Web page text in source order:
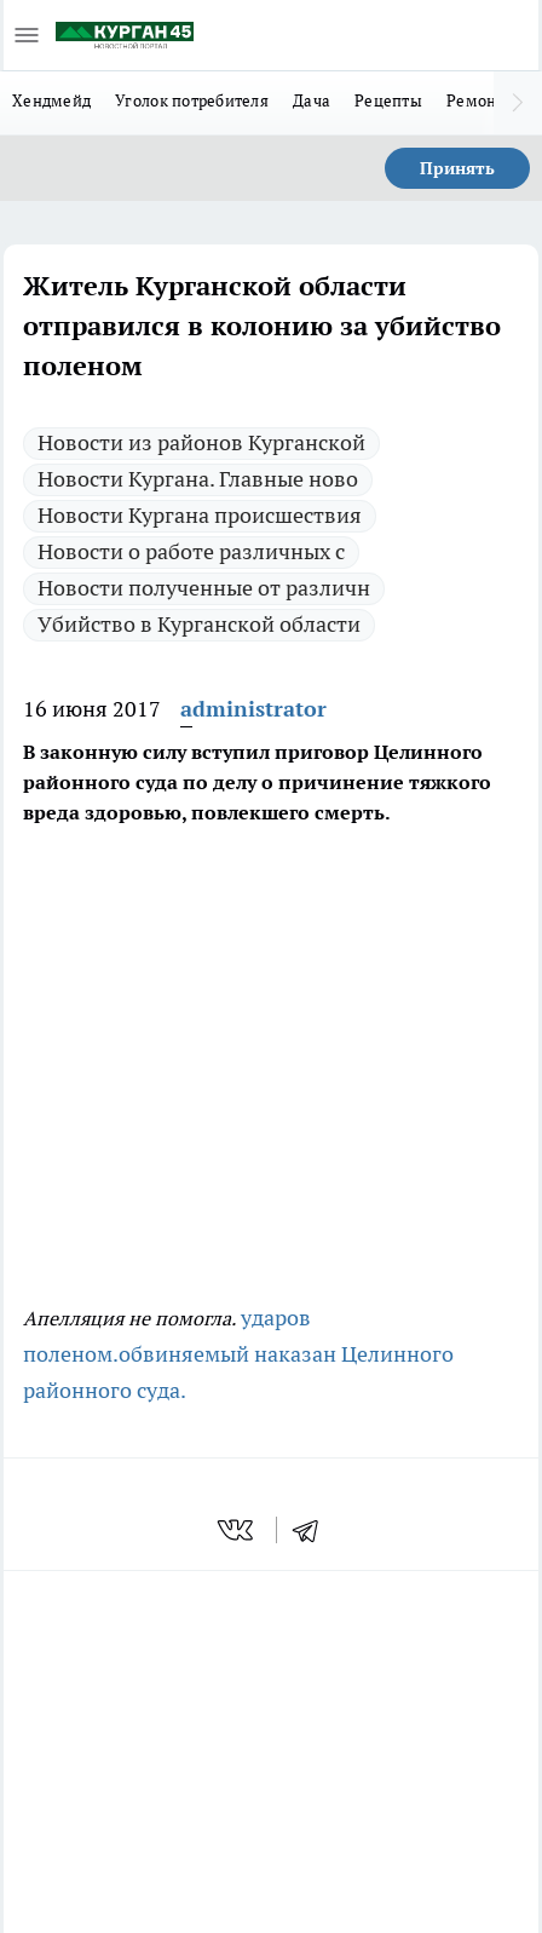
Хендмейд Уголок потребителя Дача Рецепты Ремонт
Принять
Житель Курганской области
отправился в колонию за убийство
поленом
Новости из районов Курганской
Новости Кургана. Главные ново
Новости Кургана происшествия
Новости о работе различных с
Новости полученные от различн
Убийство в Курганской области
16 июня 2017 administrator
В законную силу вступил приговор Целинного
районного суда по делу о причинение тяжкого
вреда здоровью, повлекшего смерть.
Апелляция не помогла. ударов
поленом.обвиняемый наказанЦелинного
районного суда.